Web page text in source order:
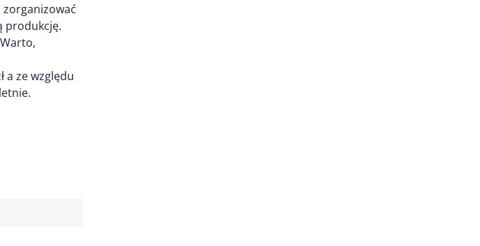
zorganizować
produkcję.
a ze względu